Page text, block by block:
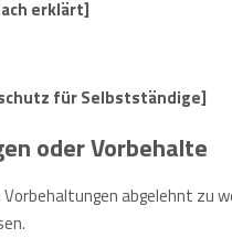
erklärt]
für Selbstständige]
oder Vorbehalte
abgelehnt zu